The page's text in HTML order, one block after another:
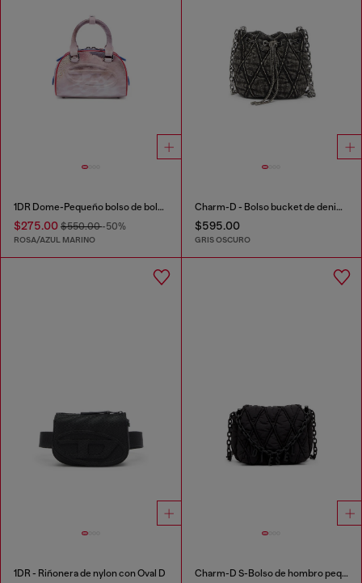
1DR Dome-Pequeño bolso de bolos con estampado animal
$275.00 $550.00-50%
ROSA/AZUL MARINO
Charm-D - Bolso bucket de denim acolchado acid-wash
$595.00
GRIS OSCURO
1DR - Riñonera de nylon con Oval D Charm-D S-Bolso de hombro pequeño de nailon acolchado